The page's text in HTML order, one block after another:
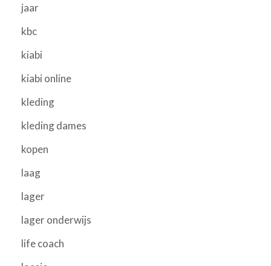
jaar
kbc
kiabi
kiabi online
kleding
kleding dames
kopen
laag
lager
lager onderwijs
life coach